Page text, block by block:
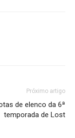
Próximo artigo
de elenco da 6ª
temporada de Lost